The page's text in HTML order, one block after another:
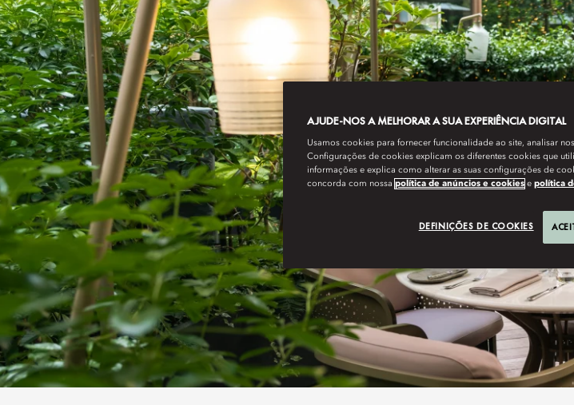
AJUDE-NOS A MELHORAR A SUA EXPERIÊNCIA DIGITAL
Usamos cookies para fornecer funcionalidade ao site, analisar
Configurações de cookies explicam os diferentes cookies que
informações e explica como alterar as suas configurações de
concorda com nossa política de anúncios e cookies e política
DEFINIÇÕES DE COOKIES